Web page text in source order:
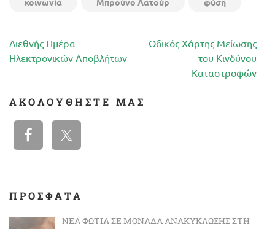
Πλοήγηση
άρθρων
Διεθνής Ημέρα
Ηλεκτρονικών Αποβλήτων
Οδικός Χάρτης Μείωσης
του Κινδύνου
Καταστροφών
ΑΚΟΛΟΥΘΉΣΤΕ ΜΑΣ
ΠΡΟΣΦΑΤΑ
ΝΈΑ ΦΩΤΙΆ ΣΕ ΜΟΝΆΔΑ ΑΝΑΚΎΚΛΩΣΗΣ ΣΤΗ